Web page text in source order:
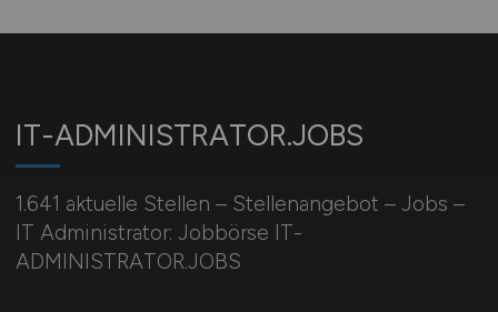
IT-ADMINISTRATOR.JOBS
1.641 aktuelle Stellen – Stellenangebot – Jobs –
IT Administrator: Jobbörse IT-
ADMINISTRATOR.JOBS